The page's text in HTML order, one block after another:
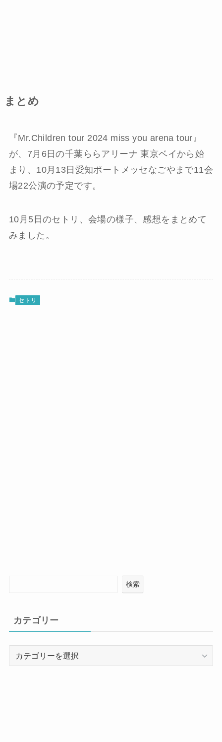
まとめ
『Mr.Children tour 2024 miss you arena tour』
が、7月6日の千葉ららアリーナ 東京ベイから始
まり、10月13日愛知ポートメッセなごやまで11会
場22公演の予定です。
10月5日のセトリ、会場の様子、感想をまとめて
みました。
セトリ
検索
カテゴリー